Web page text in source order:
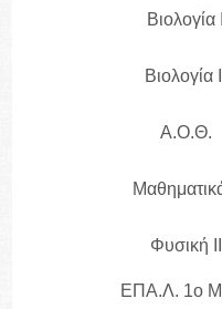
Βιολογία I
Βιολογία II
Α.Ο.Θ.
Μαθηματικά
Φυσική II
ΕΠΑ.Λ. 1ο